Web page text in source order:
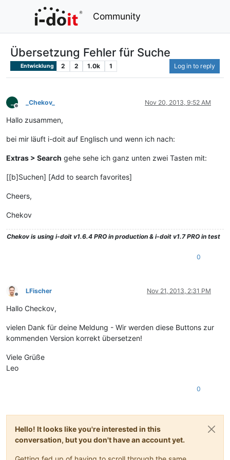
Community
Übersetzung Fehler für Suche
Entwicklung 2 2 1.0k 1 Log in to reply
Offline
_Chekov_ Nov 20, 2013, 9:52 AM
Hallo zusammen,
bei mir läuft i-doit auf Englisch und wenn ich nach:
Extras > Search gehe sehe ich ganz unten zwei Tasten mit:
[[b]Suchen] [Add to search favorites]
Cheers,
Chekov
Chekovis using i-doit v1.6.4 PRO in production & i-doit v1.7 PRO in test
0
Offline
LFischer Nov 21, 2013, 2:31 PM
Hallo Checkov,
vielen Dank für deine Meldung - Wir werden diese Buttons zur
kommenden Version korrekt übersetzen!
Viele Grüße
Leo
0
Hello! It looks like you're interested in this
conversation, but you don't have an account yet.